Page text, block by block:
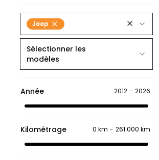
Jeep
Sélectionner les
modèles
Année 2012 - 2026
Kilométrage 0 km - 261 000 km